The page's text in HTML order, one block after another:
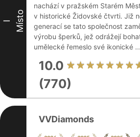
I Místo
nachází v pražském Starém
v historické Židovské čtvrti. Již
generací se tato společnost
výrobu šperků, jež odrážejí
umělecké řemeslo své ikonické ...
10.0
(770)
VVDiamonds